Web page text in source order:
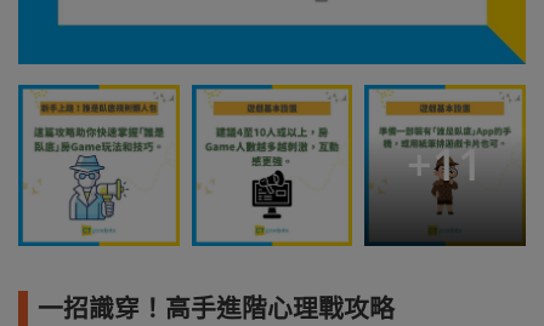
+11
一招識穿！高手進階心理戰攻略